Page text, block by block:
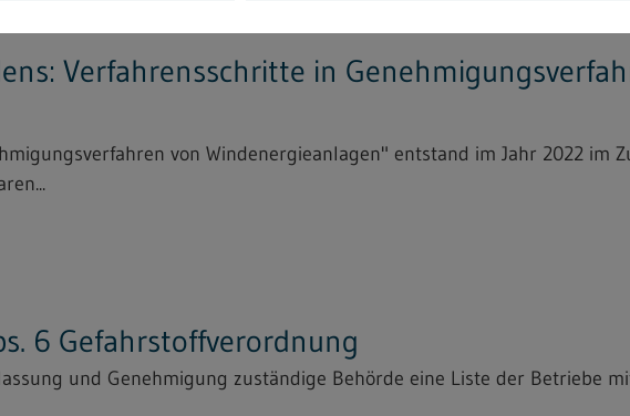
Verfahrensschritte in
von Windenergieanlagen" entstand im Jahr 2022 im
6 Gefahrstoffverordnung
und Genehmigung zuständige Behörde eine Liste der Betriebe